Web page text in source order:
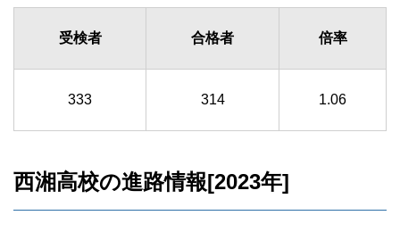
受検者 合格者 倍率
333 314 1.06
西湘高校の進路情報[2023年]